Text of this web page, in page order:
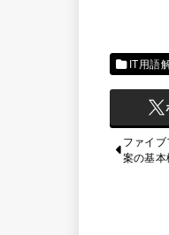
IT用語
ファイ
案の基本